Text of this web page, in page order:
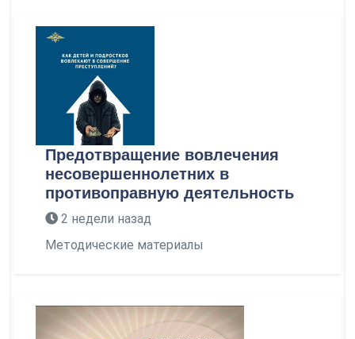
Предотвращение вовлечения
несовершеннолетних в
противоправную деятельность
2 недели назад
Методические материалы